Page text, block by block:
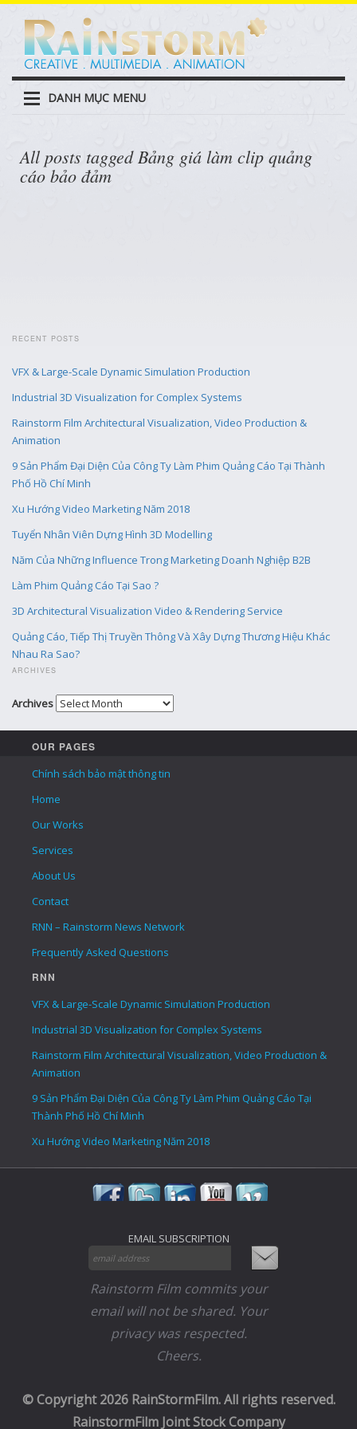
DANH MỤC MENU
All posts tagged Bảng giá làm clip quảng
cáo bảo đảm
RECENT POSTS
VFX & Large-Scale Dynamic Simulation Production
Industrial 3D Visualization for Complex Systems
Rainstorm Film Architectural Visualization, Video Production &
Animation
9 Sản Phẩm Đại Diện Của Công Ty Làm Phim Quảng Cáo Tại Thành
Phố Hồ Chí Minh
Xu Hướng Video Marketing Năm 2018
Tuyển Nhân Viên Dựng Hình 3D Modelling
Năm Của Những Influence Trong Marketing Doanh Nghiệp B2B
Làm Phim Quảng Cáo Tại Sao ?
3D Architectural Visualization Video & Rendering Service
Quảng Cáo, Tiếp Thị Truyền Thông Và Xây Dựng Thương Hiệu Khác
Nhau Ra Sao?
ARCHIVES
Archives
OUR PAGES
Chính sách bảo mật thông tin
Home
Our Works
Services
About Us
Contact
RNN – Rainstorm News Network
Frequently Asked Questions
RNN
VFX & Large-Scale Dynamic Simulation Production
Industrial 3D Visualization for Complex Systems
Rainstorm Film Architectural Visualization, Video Production &
Animation
9 Sản Phẩm Đại Diện Của Công Ty Làm Phim Quảng Cáo Tại
Thành Phố Hồ Chí Minh
Xu Hướng Video Marketing Năm 2018
EMAIL SUBSCRIPTION
Rainstorm Film commits your
email will not be shared. Your
privacy was respected.
Cheers.
© Copyright 2026 RainStormFilm. All rights reserved.
RainstormFilm Joint Stock Company